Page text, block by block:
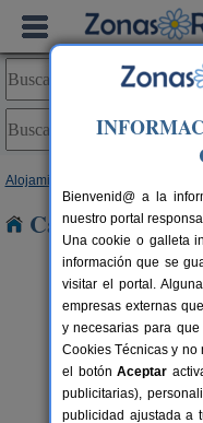
Alojamientos
Casas Rurales
Casa
Bienvenid@ a la
nuestro portal
Una cookie o galleta
información que se
visitar el portal.
empresas externas
y necesarias para
Cookies Técnicas y no
el botónAceptar
publicitarias),
publicidad ajustada a